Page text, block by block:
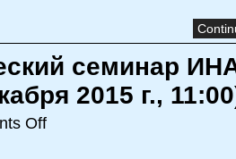
семинар
2015 г.,
Off